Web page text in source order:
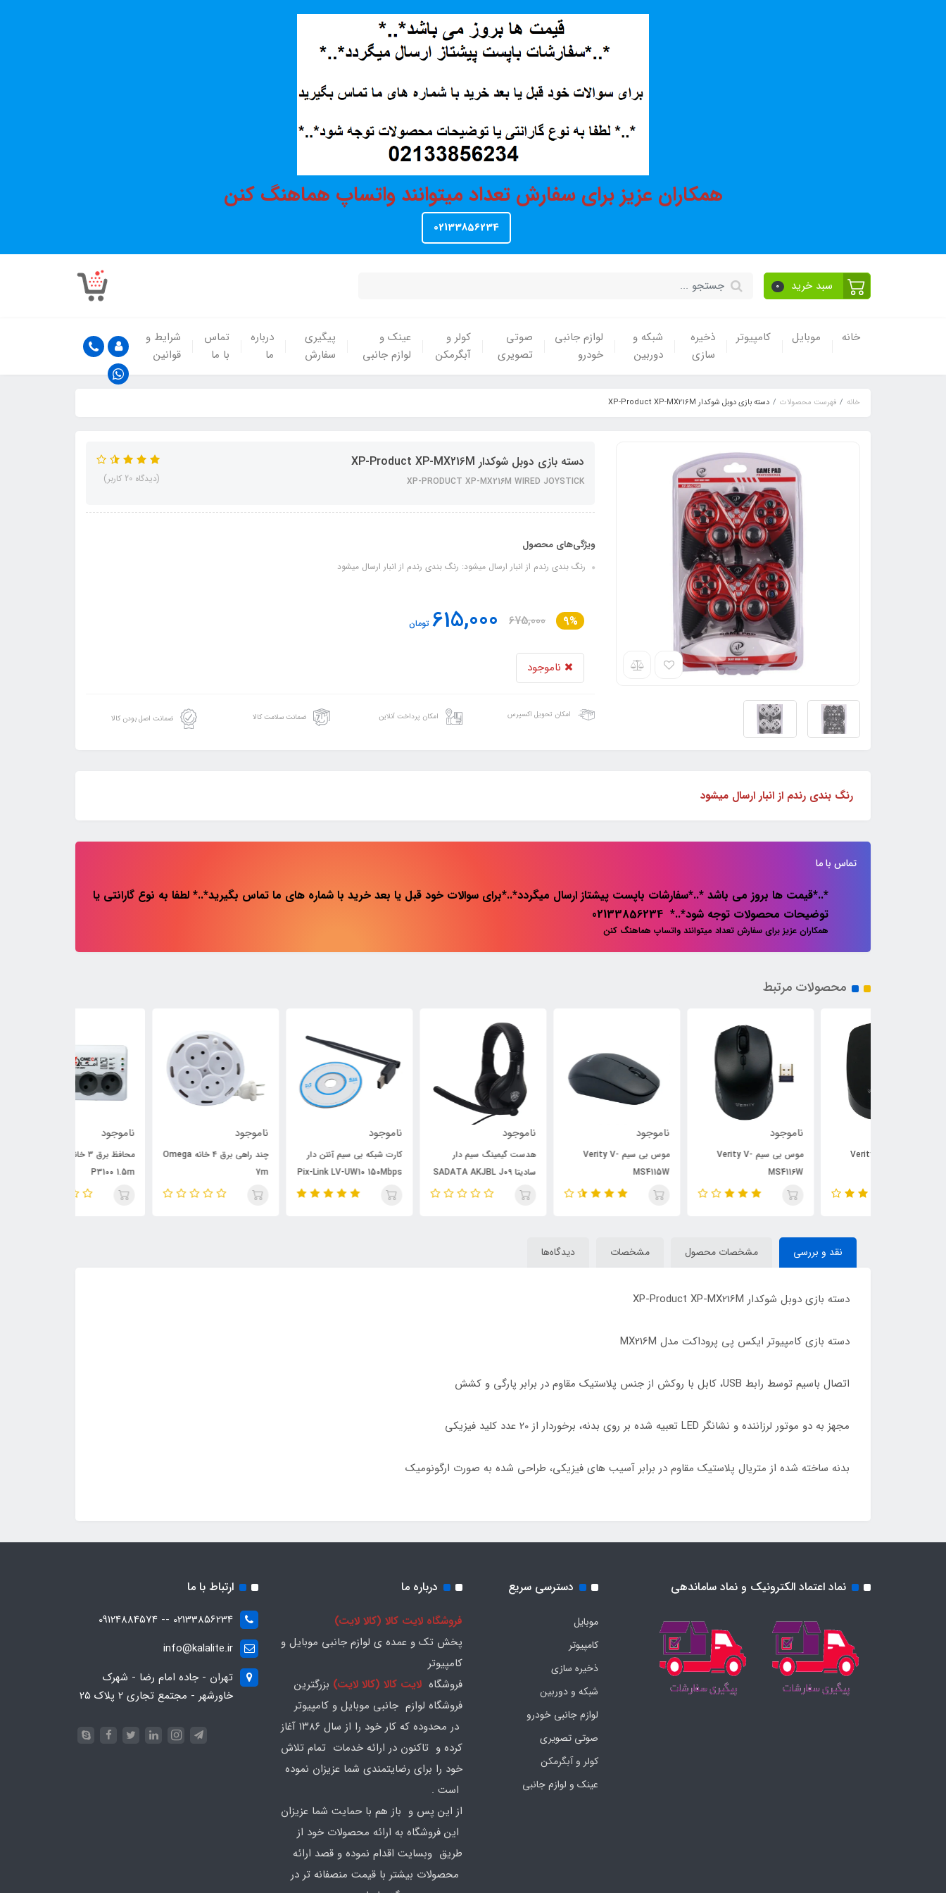
همکاران عزیز برای سفارش تعداد میتوانند واتساپ هماهنگ کنن
02133856234
سبد خرید 0
خانه موبایل کامپیوتر
ذخیره
سازی
شبکه و
دوربین
لوازم جانبی
خودرو
صوتی
تصویری
کولر و
آبگرمکن
عینک و
لوازم جانبی
پیگیری
سفارش
درباره
ما
تماس
با ما
شرایط و
قوانین
خانه فهرست محصولات دسته بازی دوبل شوکدار XP-Product XP-MX216M
دسته بازی دوبل شوکدار XP-Product XP-MX216M
XP-PRODUCT XP-MX216M WIRED JOYSTICK (دیدگاه 20 کاربر)
ویژگی‌های محصول
رنگ بندی رندم از انبار ارسال میشود: رنگ بندی رندم از انبار ارسال میشود
9%
675,000
615,000تومان
ناموجود
امکان تحویل اکسپرس امکان پرداخت آنلاین ضمانت سلامت کالا ضمانت اصل بودن کالا
رنگ بندی رندم از انبار ارسال میشود
تماس با ما
*..*قیمت ها بروز می باشد *..*سفارشات باپست پیشتاز ارسال میگردد*..*برای سوالات خود قبل یا بعد خرید با شماره های ما تماس بگیرید*..* لطفا به نوع گارانتی یا
توضیحات محصولات توجه شود*..* 02133856234
همکاران عزیز برای سفارش تعداد میتوانند واتساپ هماهنگ کنن
محصولات مرتبط
موس بی سیم Verity V-
موس بی سیم Verity V-
هدست گیمینگ سیم دار
کارت شبکه بی سیم آنتن دار
Pix-Link LV-UW10 150Mbps
چند راهی برق ۴ خانه Omega
7m
محافظ برق ۳ خانه Omega
نقد و بررسی مشخصات محصول مشخصات دیدگاه‌ها
دسته بازی دوبل شوکدار XP-Product XP-MX216M
دسته بازی کامپیوتر ایکس پی پروداکت مدل MX216M
اتصال باسیم توسط رابط USB، کابل با روکش از جنس پلاستیک مقاوم در برابر پارگی و کشش
مجهز به دو موتور لرزاننده و نشانگر LED تعبیه شده بر روی بدنه، برخوردار از 20 عدد کلید فیزیکی
بدنه ساخته شده از متریال پلاستیک مقاوم در برابر آسیب های فیزیکی، طراحی شده به صورت ارگونومیک
نماد اعتماد الکترونیک و نماد ساماندهی دسترسی سریع
موبایل
کامپیوتر
ذخیره سازی
شبکه و دوربین
لوازم جانبی خودرو
صوتی تصویری
کولر و آبگرمکن
عینک و لوازم جانبی
درباره ما
فروشگاه لایت کالا (کالا لایت)
پخش تک و عمده ی لوازم جانبی موبایل و
کامپیوتر
فروشگاه لایت کالا (کالا لایت) بزرگترین
فروشگاه لوازم جانبی موبایل و کامپیوتر
در محدوده که کار خود را از سال ۱۳۸۶ آغاز
کرده و تاکنون در ارائه خدمات تمام تلاش
خود را برای رضایتمندی شما عزیزان نموده
است .
از این پس و باز هم با حمایت شما عزیزان
این فروشگاه به ارائه محصولات خود از
طریق وبسایت اقدام نموده و قصد ارائه
محصولات بیشتر با قیمت منصفانه تر در
ارتباط با ما
02133856234 -- 09124884574
info@kalalite.ir
تهران - جاده امام رضا - شهرک
خاورشهر - مجتمع تجاری 2 پلاک 25